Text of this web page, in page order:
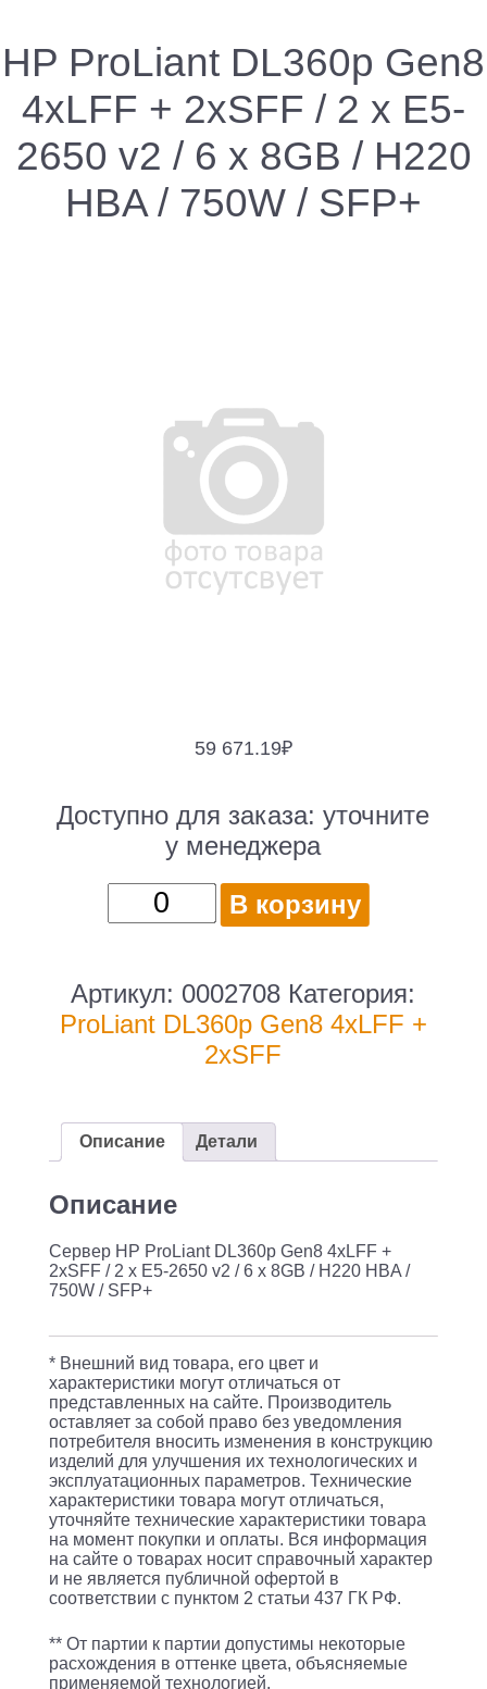
HP ProLiant DL360p Gen8
4xLFF + 2xSFF / 2 x E5-
2650 v2 / 6 x 8GB / H220
HBA / 750W / SFP+
59 671.19₽
Доступно для заказа:уточните
у менеджера
Количество
товара
ProLiant
DL360p
2xSFF
2
E5-
2650
/
6
x
8GB
/
H220
HBA
/
750W
SFP+
В корзину
Артикул: 0002708 Категория:
ProLiant DL360p Gen8 4xLFF +
2xSFF
Описание Детали
Описание
Сервер HP ProLiant DL360p Gen8 4xLFF +
2xSFF / 2 x E5-2650 v2 / 6 x 8GB / H220 HBA /
750W / SFP+
* Внешний вид товара, его цвет и
характеристики могут отличаться от
представленных на сайте. Производитель
оставляет за собой право без уведомления
потребителя вносить изменения в конструкцию
изделий для улучшения их технологических и
эксплуатационных параметров. Технические
характеристики товара могут отличаться,
уточняйте технические характеристики товара
на момент покупки и оплаты. Вся информация
на сайте о товарах носит справочный характер
и не является публичной офертой в
соответствии с пунктом 2 статьи 437 ГК РФ.
** От партии к партии допустимы некоторые
расхождения в оттенке цвета, объясняемые
применяемой технологией.